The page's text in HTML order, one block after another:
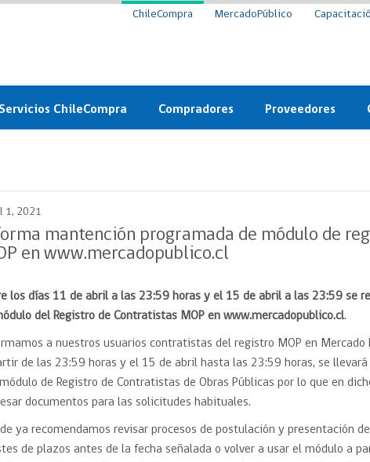
ChileCompra MercadoPúblico
Servicios ChileCompra
ChileCompra:
competencias
de Ayuda
estratégicas
Abiertos
Compradores
Circular
Compra Ágil
Tipos de Licitaciones
Bases Tipo de Licitación
Trato directo
Subasta inversa
Compra Pública de
Proveedores
Convenio Marco
Subasta inversa
Requisitos para
Sello Empresa Mujer
1, 2021
mantención programada de módulo de
en www.mercadopublico.cl
los días 11 de abril a las 23:59 horas y el 15 de abril a las 23:59 se
del Registro de Contratistas MOP en www.mercadopublico.cl.
a nuestros usuarios contratistas del registro MOP en
de las 23:59 horas y el 15 de abril hasta las 23:59 horas, se
de Registro de Contratistas de Obras Públicas por lo que en
documentos para las solicitudes habituales.
ya recomendamos revisar procesos de postulación y presentación
de plazos antes de la fecha señalada o volver a usar el módulo a